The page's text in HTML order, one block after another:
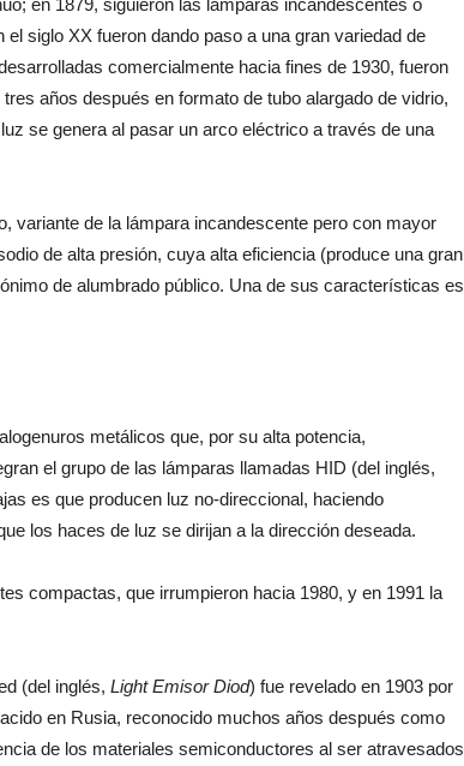
en 1879, siguieron las lámparas incandescentes o
siglo XX fueron dando paso a una gran variedad de
comercialmente hacia fines de 1930, fueron
años después en formato de tubo alargado de vidrio,
se genera al pasar un arco eléctrico a través de una
variante de la lámpara incandescente pero con mayor
de alta presión, cuya alta eficiencia (produce una gran
de alumbrado público. Una de sus características es
metálicos que, por su alta potencia,
el grupo de las lámparas llamadas HID (del inglés,
es que producen luz no-direccional, haciendo
los haces de luz se dirijan a la dirección deseada.
compactas, que irrumpieron hacia 1980, y en 1991 la
(del inglés, Light Emisor Diod) fue revelado en 1903 por
en Rusia, reconocido muchos años después como
de los materiales semiconductores al ser atravesados